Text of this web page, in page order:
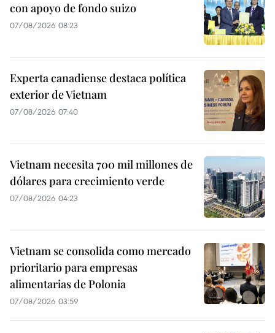
con apoyo de fondo suizo
07/08/2026 08:23
Experta canadiense destaca política
exterior de Vietnam
07/08/2026 07:40
Vietnam necesita 700 mil millones de
dólares para crecimiento verde
07/08/2026 04:23
Vietnam se consolida como mercado
prioritario para empresas
alimentarias de Polonia
07/08/2026 03:59